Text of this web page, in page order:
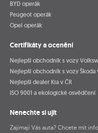
BYD operák
Peugeot operák
Opel operák
Certifikáty a ocenění
Nejlepší obchodník s vozy
Nejlepší obchodník s vozy Škoda
Nejlepší dealer Kia v ČR
ISO 9001 a ekologické osvědčení
Nenechte si ujít
Zajímají Vás auta? Chcete mít